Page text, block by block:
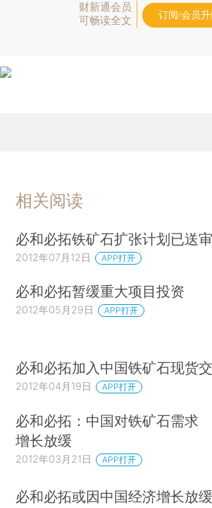
财新通会员
可畅读全文
订阅/会员升
相关阅读
必和必拓铁矿石扩张计划已送审
2012年07月12日 APP打开
必和必拓暂缓重大项目投资
2012年05月29日 APP打开
必和必拓加入中国铁矿石现货
2012年04月19日 APP打开
必和必拓：中国对铁矿石需求
增长放缓
2012年03月21日 APP打开
必和必拓或因中国经济增长放